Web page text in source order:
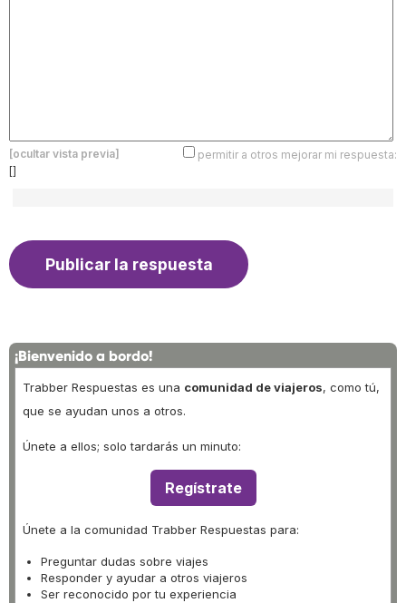
[ocultar vista previa]
permitir a otros mejorar mi respuesta:
[]
¡Bienvenido a bordo!
Trabber Respuestas es una comunidad de viajeros, como tú,
que se ayudan unos a otros.
Únete a ellos; solo tardarás un minuto:
Regístrate
Únete a la comunidad Trabber Respuestas para:
Preguntar dudas sobre viajes
Responder y ayudar a otros viajeros
Ser reconocido por tu experiencia